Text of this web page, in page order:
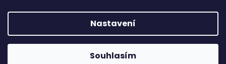
Nastavení
Souhlasím